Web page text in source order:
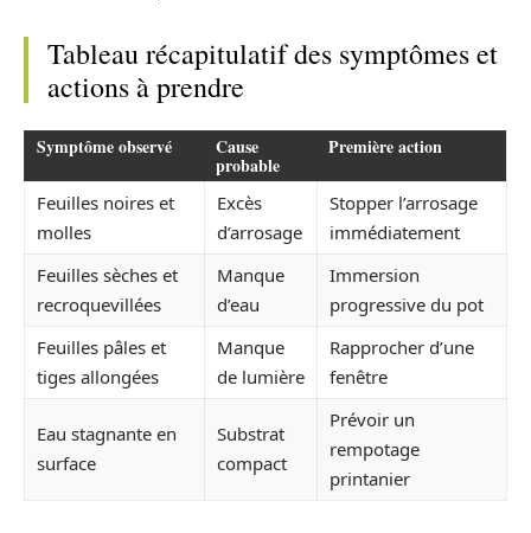
Tableau récapitulatif des symptômes et
actions à prendre
Symptôme observé Cause
probable
Première action
Feuilles noires et
molles
Excès
d’arrosage
Stopper l’arrosage
immédiatement
Feuilles sèches et
recroquevillées
Manque
d’eau
Immersion
progressive du pot
Feuilles pâles et
tiges allongées
Manque
de lumière
Rapprocher d’une
fenêtre
Eau stagnante en
surface
Substrat
compact
Prévoir un
rempotage
printanier